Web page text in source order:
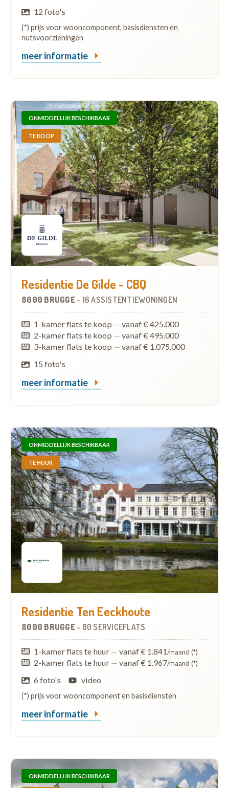
12 foto's
(*) prijs voor wooncomponent, basisdiensten en
nutsvoorzieningen
meer informatie
ONMIDDELLIJK BESCHIKBAAR
TE KOOP
Residentie De Gilde - CBQ
8000 BRUGGE - 16 ASSISTENTIEWONINGEN
1-kamer flats te koop — vanaf € 425.000
2-kamer flats te koop — vanaf € 495.000
3-kamer flats te koop — vanaf € 1.075.000
15 foto's
meer informatie
ONMIDDELLIJK BESCHIKBAAR
TE HUUR
Residentie Ten Eeckhoute
8000 BRUGGE - 80 SERVICEFLATS
1-kamer flats te huur — vanaf € 1.841/maand (*)
2-kamer flats te huur — vanaf € 1.967/maand (*)
6 foto's video
(*) prijs voor wooncomponent en basisdiensten
meer informatie
ONMIDDELLIJK BESCHIKBAAR